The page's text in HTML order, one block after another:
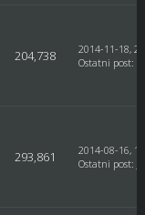
204,738
2014-11-18,
Ostatni post:
293,861
2014-08-16,
Ostatni post: